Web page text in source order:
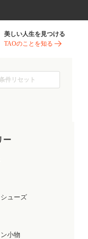
％OFF! |フ
美しい人生を見つける
TAOのことを知る
件リセット
ー
ューズ
小物